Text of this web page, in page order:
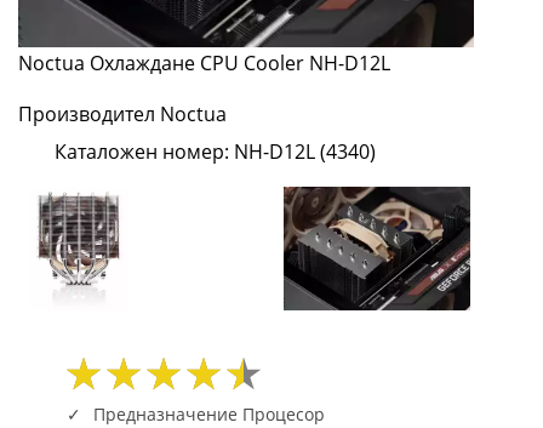
NH-
D12L
(4340)
|
Fly.bg
Noctua Охлаждане CPU Cooler NH-D12L
Производител Noctua
Каталожен номер: NH-D12L (4340)
Предназначение Процесор